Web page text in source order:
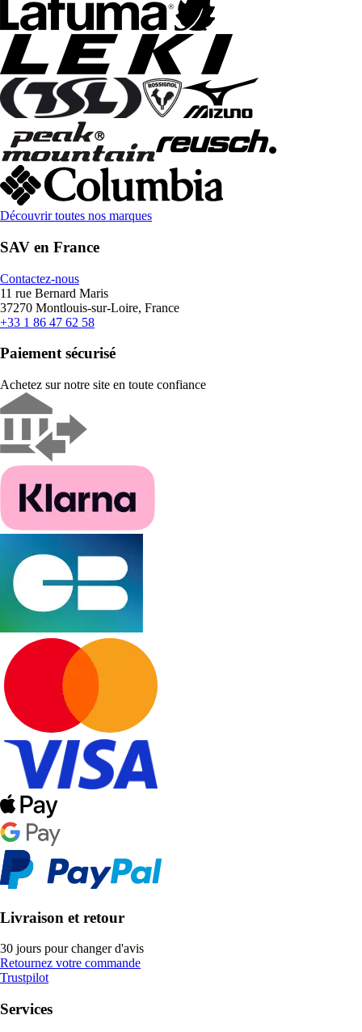
Découvrir toutes nos marques
SAV en France
Contactez-nous
11 rue Bernard Maris
37270 Montlouis-sur-Loire, France
+33 1 86 47 62 58
Paiement sécurisé
Achetez sur notre site en toute confiance
Livraison et retour
30 jours pour changer d'avis
Retournez votre commande
Trustpilot
Services